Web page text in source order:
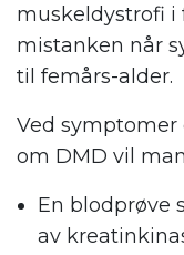
muskeldystrofi i
mistanken når
til femårs-alder.
Ved
om DMD vil
En blodprøve
av